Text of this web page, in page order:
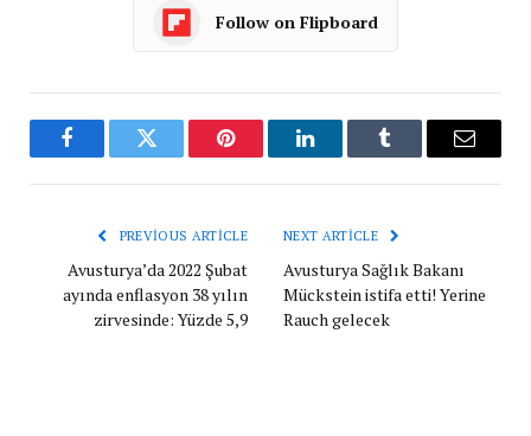
Follow on Flipboard
FacebookTwitter Pinterest LinkedInTumblr Email
PREVIOUS ARTICLE
Avusturya’da 2022 Şubat
ayında enflasyon 38 yılın
zirvesinde: Yüzde 5,9
NEXT ARTICLE
Avusturya Sağlık Bakanı
Mückstein istifa etti! Yerine
Rauch gelecek